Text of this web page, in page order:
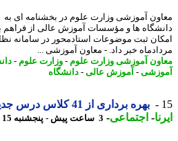
آموزشی وزارت علوم در بخشنامه ای به
ها و مؤسسات آموزش عالی از فراهم بودن
خبر داد. - معاون آموزشی ...
آموزشی وزارت علوم-وزارت علوم-
-آموزش عالی-دانشگاه
بهره برداری از 41 کلاس درس جدید در بندرلنگه
-اجتماعی-3 ساعت پیش - پنجشنبه 15 مرداد 1405، 10:05